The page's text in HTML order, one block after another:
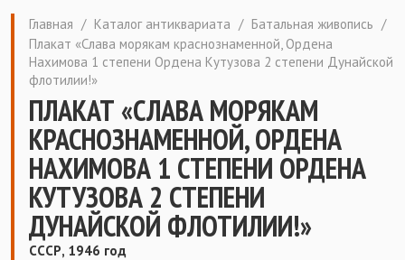
Главная / Каталог антиквариата / Батальная живопись /
Плакат «Слава морякам краснознаменной, Ордена
Нахимова 1 степени Ордена Кутузова 2 степени Дунайской
флотилии!»
ПЛАКАТ «СЛАВА МОРЯКАМ
КРАСНОЗНАМЕННОЙ, ОРДЕНА
НАХИМОВА 1 СТЕПЕНИ ОРДЕНА
КУТУЗОВА 2 СТЕПЕНИ
ДУНАЙСКОЙ ФЛОТИЛИИ!»
СССР, 1946 год